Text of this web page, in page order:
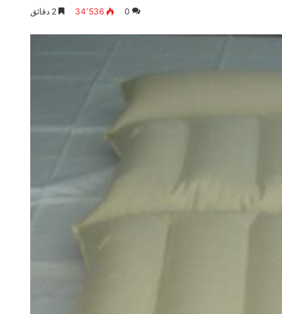
0 34٬536